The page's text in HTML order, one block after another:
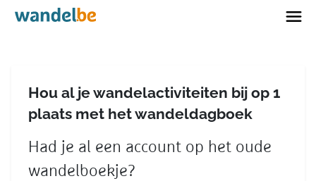
Home
Hou al je wandelactiviteiten bij op 1
plaats met het wandeldagboek
Had je al een account op het oude
wandelboekje?